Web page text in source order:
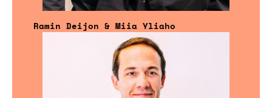
Ramin Deijon & Miia Yliaho